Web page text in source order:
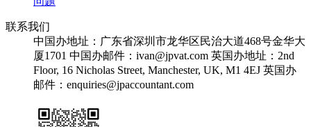
联系我们
中国办地址：广东省深圳市龙华区民治大道468号金华大
厦1701 中国办邮件：ivan@jpvat.com 英国办地址：2nd
Floor, 16 Nicholas Street, Manchester, UK, M1 4EJ 英国办
邮件：enquiries@jpaccountant.com